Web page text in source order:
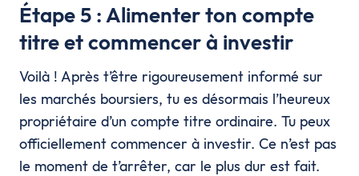
Étape 5 : Alimenter ton compte
titre et commencer à investir
Voilà ! Après t’être rigoureusement informé sur
les marchés boursiers, tu es désormais l’heureux
propriétaire d’un compte titre ordinaire. Tu peux
officiellement commencer à investir. Ce n’est pas
le moment de t’arrêter, car le plus dur est fait.